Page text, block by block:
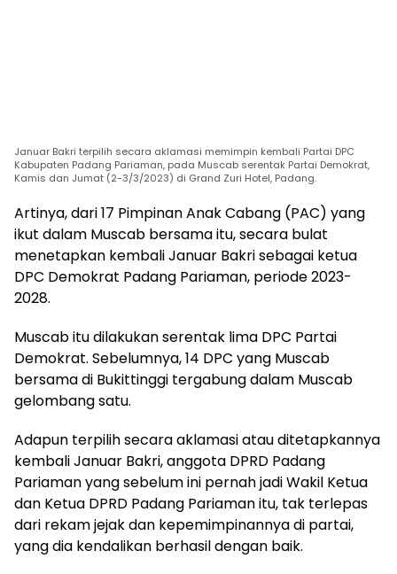
Januar Bakri terpilih secara aklamasi memimpin kembali Partai DPC
Kabupaten Padang Pariaman, pada Muscab serentak Partai Demokrat,
Kamis dan Jumat (2-3/3/2023) di Grand Zuri Hotel, Padang.
Artinya, dari 17 Pimpinan Anak Cabang (PAC) yang
ikut dalam Muscab bersama itu, secara bulat
menetapkan kembali Januar Bakri sebagai ketua
DPC Demokrat Padang Pariaman, periode 2023-
2028.
Muscab itu dilakukan serentak lima DPC Partai
Demokrat. Sebelumnya, 14 DPC yang Muscab
bersama di Bukittinggi tergabung dalam Muscab
gelombang satu.
Adapun terpilih secara aklamasi atau ditetapkannya
kembali Januar Bakri, anggota DPRD Padang
Pariaman yang sebelum ini pernah jadi Wakil Ketua
dan Ketua DPRD Padang Pariaman itu, tak terlepas
dari rekam jejak dan kepemimpinannya di partai,
yang dia kendalikan berhasil dengan baik.